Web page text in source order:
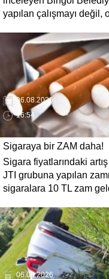
yapılan çalışmayı değil,
çözümleri
bin ton asfalt serimi
06.08.2026
16:54
Sigaraya bir ZAM daha!
Sigara fiyatlarındaki
JTI grubuna yapılan
sigaralara 10 TL zam
06.08.2026